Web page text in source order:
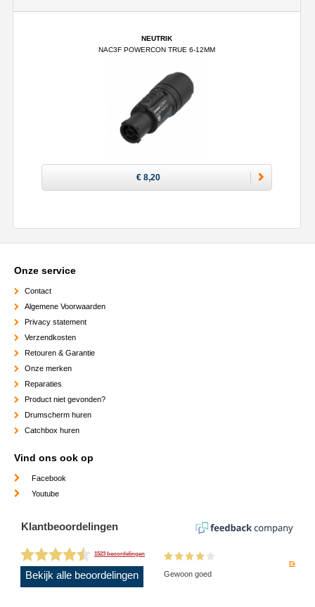
NEUTRIK
NAC3F POWERCON TRUE 6-12MM
€ 8,20
Onze service
Contact
Algemene Voorwaarden
Privacy statement
Verzendkosten
Retouren & Garantie
Onze merken
Reparaties
Product niet gevonden?
Drumscherm huren
Catchbox huren
Vind ons ook op
Facebook
Youtube
Klantbeoordelingen
1523 beoordelingen
Bekijk alle beoordelingen
Ek
Gewoon goed